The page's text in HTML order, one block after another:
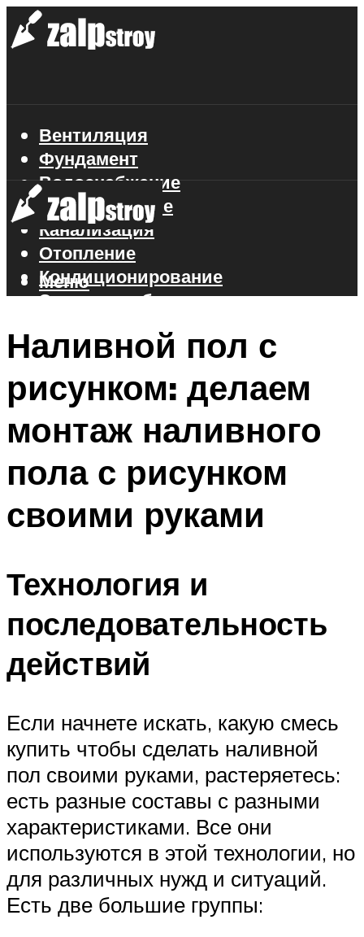
Вентиляция
Фундамент
Водоснабжение
Газоснабжение
Канализация
Отопление
Кондиционирование
Электроснабжение
Меню
Меню
Наливной пол с
рисунком: делаем
монтаж наливного
пола с рисунком
своими руками
Технология и
последовательность
действий
Если начнете искать, какую смесь
купить чтобы сделать наливной
пол своими руками, растеряетесь:
есть разные составы с разными
характеристиками. Все они
используются в этой технологии, но
для различных нужд и ситуаций.
Есть две большие группы: